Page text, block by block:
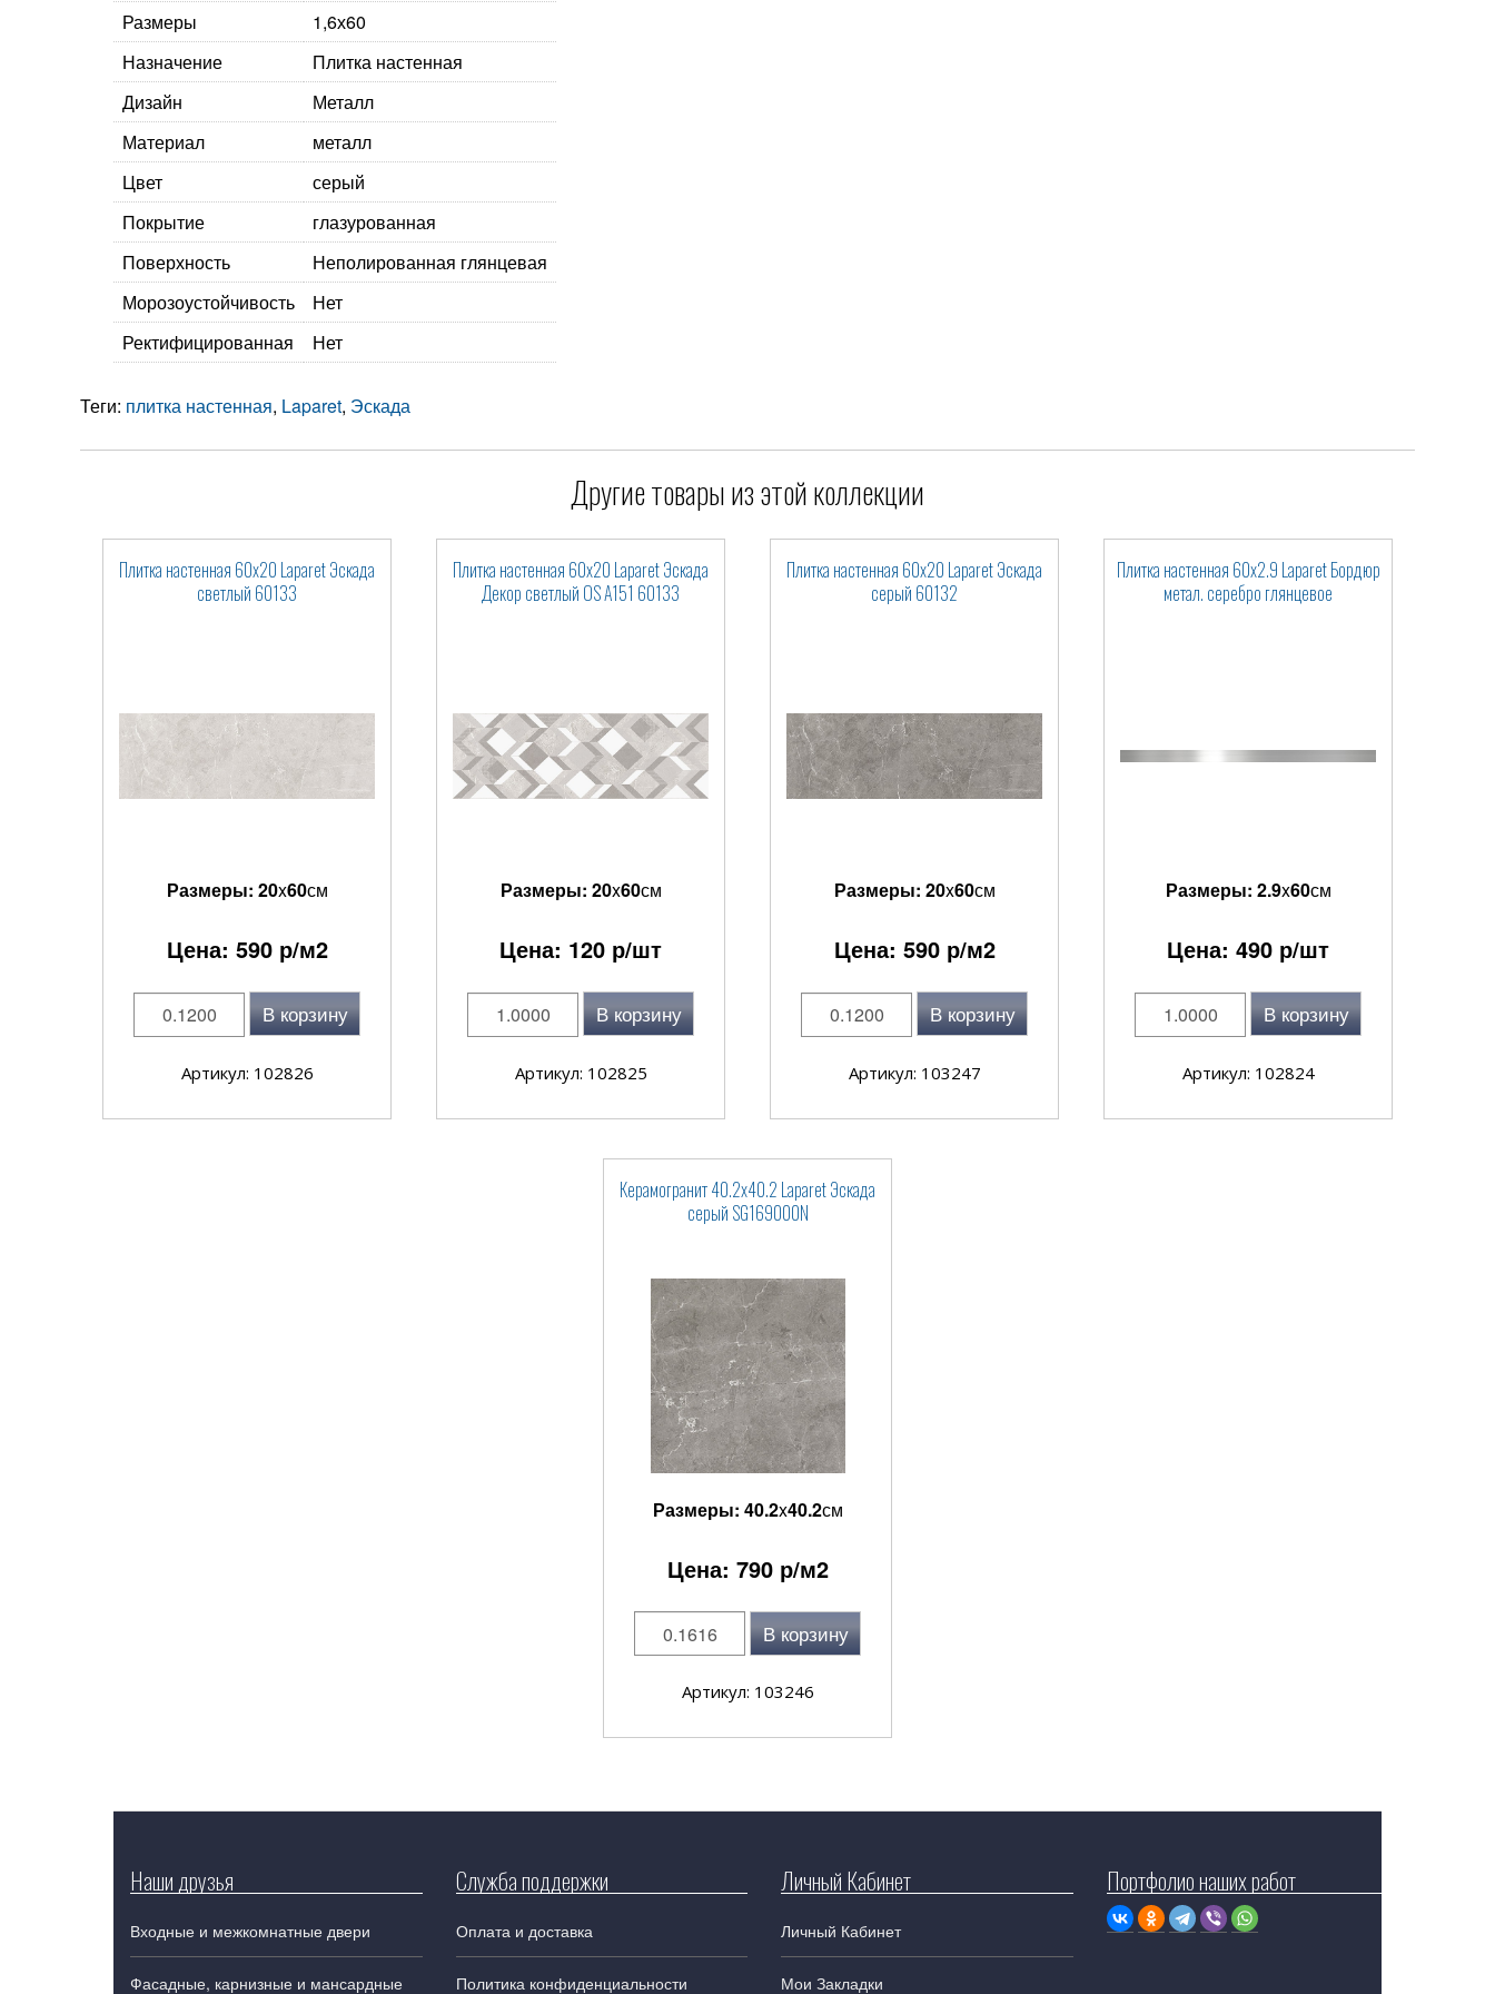
Размеры
1,6х60
Назначение
Плитка настенная
Дизайн
Металл
Материал
металл
Цвет
серый
Покрытие
глазурованная
Поверхность
Неполированная глянцевая
Морозоустойчивость
Нет
Ректифицированная
Нет
Теги: плитка настенная, Laparet, Эскада
Другие товары из этой коллекции
Плитка настенная 60x20 Laparet Эскада
светлый 60133
Размеры: 20x60см
Цена: 590р/м2
В корзину
Артикул: 102826
Плитка настенная 60x20 Laparet Эскада
Декор светлый OS A151 60133
Размеры: 20x60см
Цена: 120 р/шт
В корзину
Артикул: 102825
Плитка настенная 60x20 Laparet Эскада
серый 60132
Размеры: 20x60см
Цена: 590р/м2
В корзину
Артикул: 103247
Плитка настенная 60x2.9 Laparet Бордюр
метал. серебро глянцевое
Размеры: 2.9x60см
Цена: 490 р/шт
В корзину
Артикул: 102824
Керамогранит 40.2x40.2 Laparet Эскада
серый SG169000N
Размеры: 40.2x40.2см
Цена: 790р/м2
В корзину
Артикул: 103246
Наши друзья
Входные и межкомнатные двери
Фасадные, карнизные и мансардные
Служба поддержки
Оплата и доставка
Политика конфиденциальности
Личный Кабинет
Личный Кабинет
Мои Закладки
Портфолио наших работ